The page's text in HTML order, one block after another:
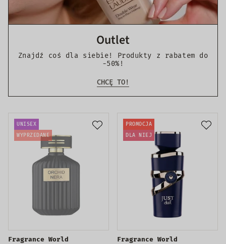
Outlet
Znajdź coś dla siebie! Produkty z rabatem do
-50%!
CHCĘ TO!
UNISEX
WYPRZEDANE
Fragrance World
PROMOCJA
DLA NIEJ
Fragrance World